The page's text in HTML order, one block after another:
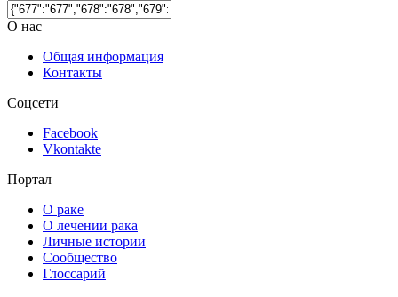
О нас
Общая информация
Контакты
Соцсети
Facebook
Vkontakte
Портал
О раке
О лечении рака
Личные истории
Сообщество
Глоссарий